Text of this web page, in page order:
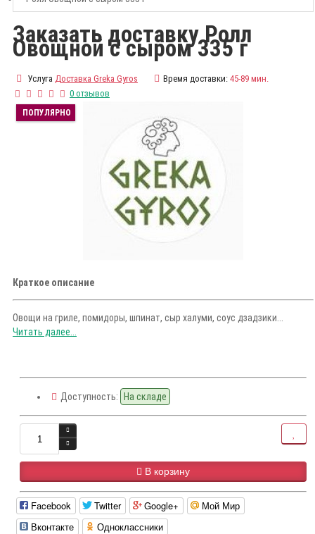
Заказать доставку Ролл
Овощной с сыром 335 г
Услуга Доставка Greka Gyros Время доставки: 45-89 мин.
0 отзывов
ПОПУЛЯРНО
Краткое описание
Овощи на гриле, помидоры, шпинат, сыр халуми, соус дзадзики...
Читать далее...
Доступность: На складе
В корзину
Facebook Twitter Google+
Мой Мир
Вконтакте
Одноклассники